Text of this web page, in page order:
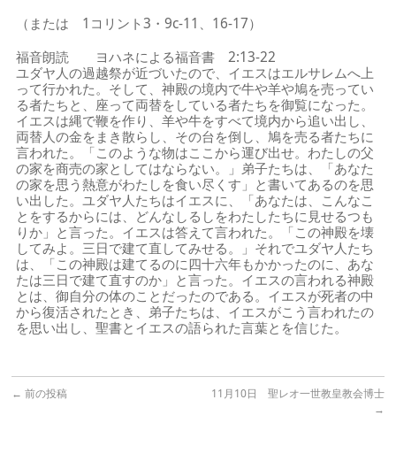
（または 1コリント3・9c-11、16-17）
福音朗読 ヨハネによる福音書 2:13-22
ユダヤ人の過越祭が近づいたので、イエスはエルサレムへ上
って行かれた。そして、神殿の境内で牛や羊や鳩を売ってい
る者たちと、座って両替をしている者たちを御覧になった。
イエスは縄で鞭を作り、羊や牛をすべて境内から追い出し、
両替人の金をまき散らし、その台を倒し、鳩を売る者たちに
言われた。「このような物はここから運び出せ。わたしの父
の家を商売の家としてはならない。」弟子たちは、「あなた
の家を思う熱意がわたしを食い尽くす」と書いてあるのを思
い出した。ユダヤ人たちはイエスに、「あなたは、こんなこ
とをするからには、どんなしるしをわたしたちに見せるつも
りか」と言った。イエスは答えて言われた。「この神殿を壊
してみよ。三日で建て直してみせる。」それでユダヤ人たち
は、「この神殿は建てるのに四十六年もかかったのに、あな
たは三日で建て直すのか」と言った。イエスの言われる神殿
とは、御自分の体のことだったのである。イエスが死者の中
から復活されたとき、弟子たちは、イエスがこう言われたの
を思い出し、聖書とイエスの語られた言葉とを信じた。
← 前の投稿
11月10日 聖レオ一世教皇教会博士
→